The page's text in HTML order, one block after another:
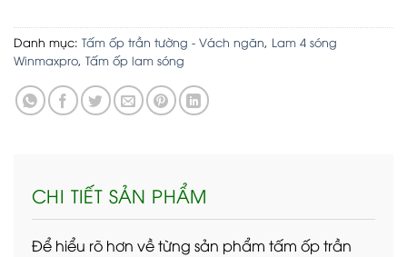
Danh mục: Tấm ốp trần tường - Vách ngăn, Lam 4 sóng
Winmaxpro, Tấm ốp lam sóng
CHI TIẾT SẢN PHẨM
Để hiểu rõ hơn về từng sản phẩm tấm ốp trần